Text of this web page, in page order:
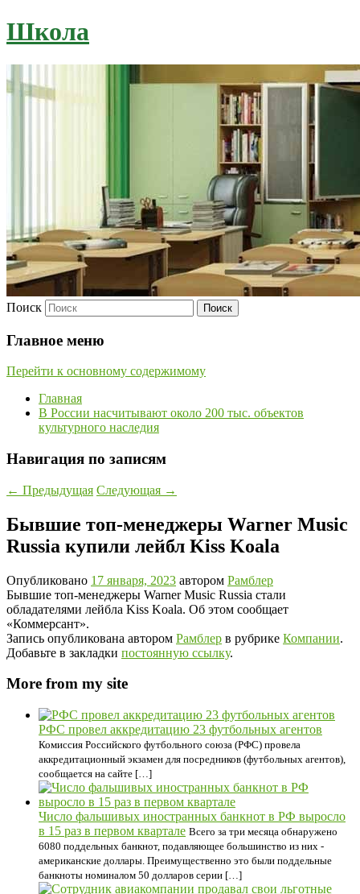
Школа
Поиск
Главное меню
Перейти к основному содержимому
Главная
В России насчитывают около 200 тыс. объектов
культурного наследия
Навигация по записям
← Предыдущая Следующая →
Бывшие топ-менеджеры Warner Music
Russia купили лейбл Kiss Koala
Опубликовано 17 января, 2023 автором Рамблер
Бывшие топ-менеджеры Warner Music Russia стали
обладателями лейбла Kiss Koala. Об этом сообщает
«Коммерсант».
Запись опубликована автором Рамблер в рубрике Компании.
Добавьте в закладки постоянную ссылку.
More from my site
РФС провел аккредитацию 23 футбольных агентов
Комиссия Российского футбольного союза (РФС) провела
аккредитационный экзамен для посредников (футбольных агентов),
сообщается на сайте […]
Число фальшивых иностранных банкнот в РФ выросло
в 15 раз в первом квартале Всего за три месяца обнаружено
6080 поддельных банкнот, подавляющее большинство из них -
американские доллары. Преимущественно это были поддельные
банкноты номиналом 50 долларов серии […]